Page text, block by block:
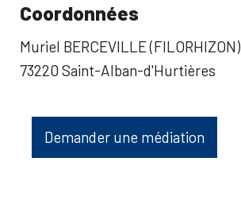
Coordonnées
Muriel BERCEVILLE (FILORHIZON)
73220 Saint-Alban-d'Hurtières
Demander une médiation